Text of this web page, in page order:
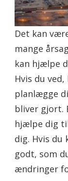
Det kan
mange
kan hjælpe
Hvis du
planlægge
bliver gjort.
hjælpe dig
dig. Hvis du
godt, som
ændringer